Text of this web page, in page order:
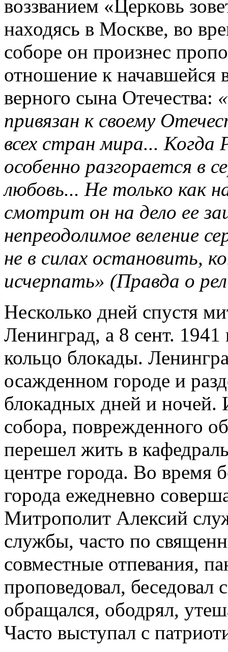
воззванием «Церковь
находясь в Москве, во
соборе он произнес
отношение к начавшейся
верного сына Отечества:
привязан к своему
всех стран мира... Когда
особенно разгорается в
любовь... Не только как
смотрит он на дело ее
непреодолимое веление
не в силах остановить,
исчерпать» (Правда о
Несколько дней спустя
Ленинград, а 8 сент. 1941
кольцо блокады.
осажденном городе и
блокадных дней и ночей.
собора, поврежденного
перешел жить в
центре города. Во время
города ежедневно
Митрополит Алексий
службы, часто по
совместные отпевания,
проповедовал,
обращался, ободрял,
Часто выступал с